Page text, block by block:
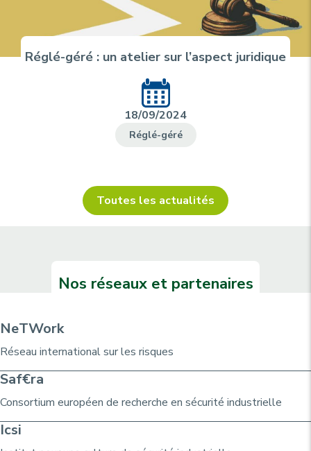
Réglé-géré : un atelier sur l’aspect juridique
18/09/2024
Réglé-géré
Toutes les actualités
Nos réseaux et partenaires
NeTWork
Réseau international sur les risques
Saf€ra
Consortium européen de recherche en sécurité industrielle
Icsi